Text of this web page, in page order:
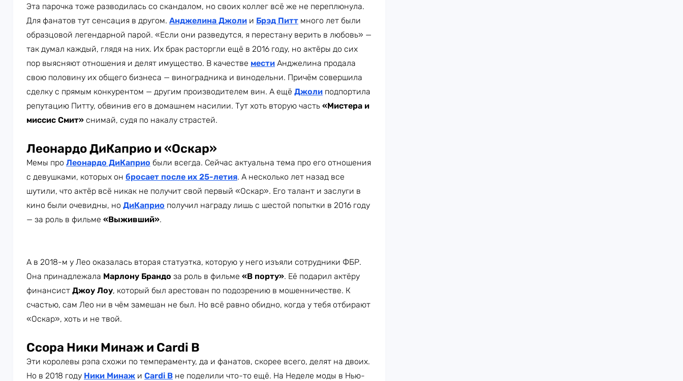
Эта парочка тоже разводилась со скандалом, но своих коллег всё же не переплюнула.
Для фанатов тут сенсация в другом. Анджелина Джоли и Брэд Питт много лет были
образцовой легендарной парой. «Если они разведутся, я перестану верить в любовь» —
так думал каждый, глядя на них. Их брак расторгли ещё в 2016 году, но актёры до сих
пор выясняют отношения и делят имущество. В качестве мести Анджелина продала
свою половину их общего бизнеса — виноградника и винодельни. Причём совершила
сделку с прямым конкурентом — другим производителем вин. А ещё Джоли подпортила
репутацию Питту, обвинив его в домашнем насилии. Тут хоть вторую часть «Мистера и
миссис Смит» снимай, судя по накалу страстей.
Леонардо ДиКаприо и «Оскар»
Мемы про Леонардо ДиКаприо были всегда. Сейчас актуальна тема про его отношения
с девушками, которых он бросает после их 25-летия. А несколько лет назад все
шутили, что актёр всё никак не получит свой первый «Оскар». Его талант и заслуги в
кино были очевидны, но ДиКаприо получил награду лишь с шестой попытки в 2016 году
— за роль в фильме «Выживший».
А в 2018-м у Лео оказалась вторая статуэтка, которую у него изъяли сотрудники ФБР.
Она принадлежала Марлону Брандо за роль в фильме «В порту». Её подарил актёру
финансист Джоу Лоу, который был арестован по подозрению в мошенничестве. К
счастью, сам Лео ни в чём замешан не был. Но всё равно обидно, когда у тебя отбирают
«Оскар», хоть и не твой.
Ссора Ники Минаж и Cardi B
Эти королевы рэпа схожи по темпераменту, да и фанатов, скорее всего, делят на двоих.
Но в 2018 году Ники Минаж и Cardi B не поделили что-то ещё. На Неделе моды в Нью-